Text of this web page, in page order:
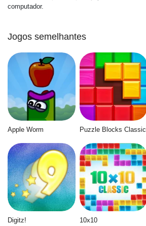
computador.
Jogos semelhantes
Apple Worm Puzzle Blocks Classic
Digitz! 10x10